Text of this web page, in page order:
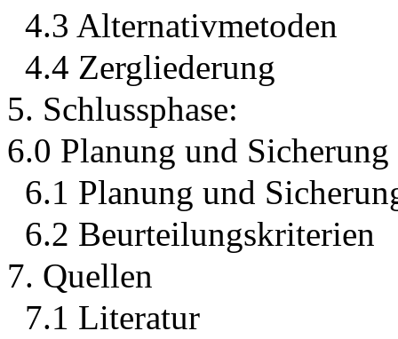
4.3 Alternativmetoden
4.4 Zergliederung
5. Schlussphase:
6.0 Planung und
6.1 Planung und
6.2 Beurteilungskriterien
7. Quellen
7.1 Literatur